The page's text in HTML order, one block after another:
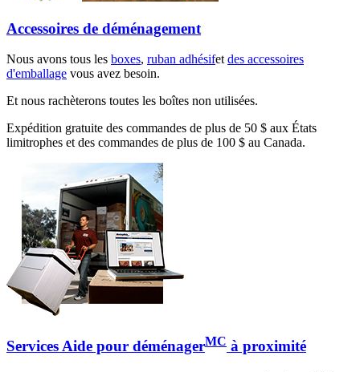
Accessoires de déménagement
Nous avons tous les boxes, ruban adhésifetdes accessoires
d'emballage vous avez besoin.
Et nous rachèterons toutes les boîtes non utilisées.
Expédition gratuite des commandes de plus de 50 $ aux États
limitrophes et des commandes de plus de 100 $ au Canada.
Services Aide pour déménagerMC à proximité